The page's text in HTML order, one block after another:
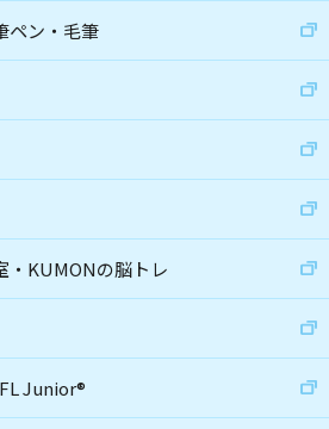
ペン・毛筆
・KUMONの脳トレ
Junior®